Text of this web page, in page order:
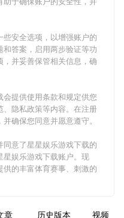
些安全选项，以增强账户的
答案，启用两步验证等功
并妥善保管相关信息，确
会提供使用条款和规定供您
隐私政策等内容。在注册
确保您同意并愿意遵守。
同意了星星娱乐游戏下载的
娱乐游戏下载账户。现
供的丰富体育赛事、刺激的
章 历史版本 视频